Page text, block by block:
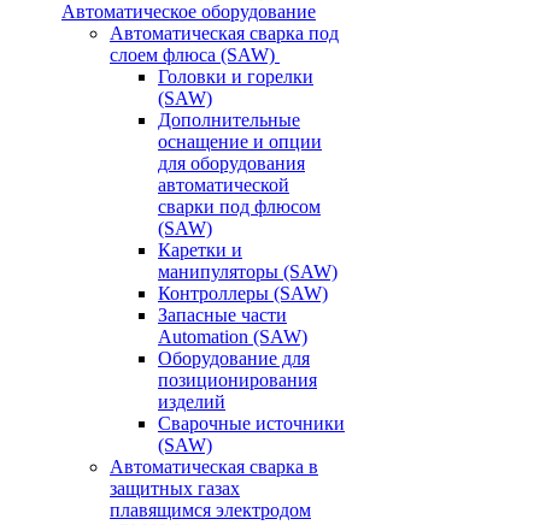
Автоматическое оборудование
Автоматическая сварка под
слоем флюса (SAW)
Головки и горелки
(SAW)
Дополнительные
оснащение и опции
для оборудования
автоматической
сварки под флюсом
(SAW)
Каретки и
манипуляторы (SAW)
Контроллеры (SAW)
Запасные части
Automation (SAW)
Оборудование для
позиционирования
изделий
Сварочные источники
(SAW)
Автоматическая сварка в
защитных газах
плавящимся электродом